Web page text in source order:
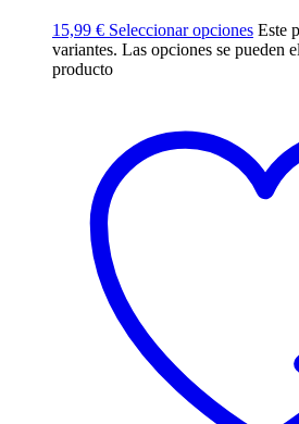
15,99 € Seleccionar opciones Este
variantes. Las opciones se pueden
producto